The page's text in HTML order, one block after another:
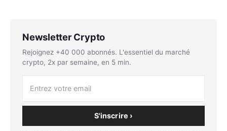
Newsletter Crypto
Rejoignez +40 000 abonnés. L'essentiel du marché
crypto, 2x par semaine, en 5 min.
S'inscrire ›